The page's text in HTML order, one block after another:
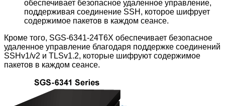
обеспечивает безопасное удаленное управление,
поддерживая соединение SSH, которое шифрует
содержимое пакетов в каждом сеансе.
Кроме того, SGS-6341-24T6X обеспечивает безопасное
удаленное управление благодаря поддержке соединений
SSHv1/v2 и TLSv1.2, которые шифруют содержимое
пакетов в каждом сеансе.